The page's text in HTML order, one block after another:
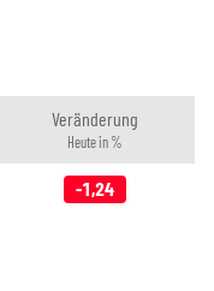
Veränderung
Heute in %
-1,24